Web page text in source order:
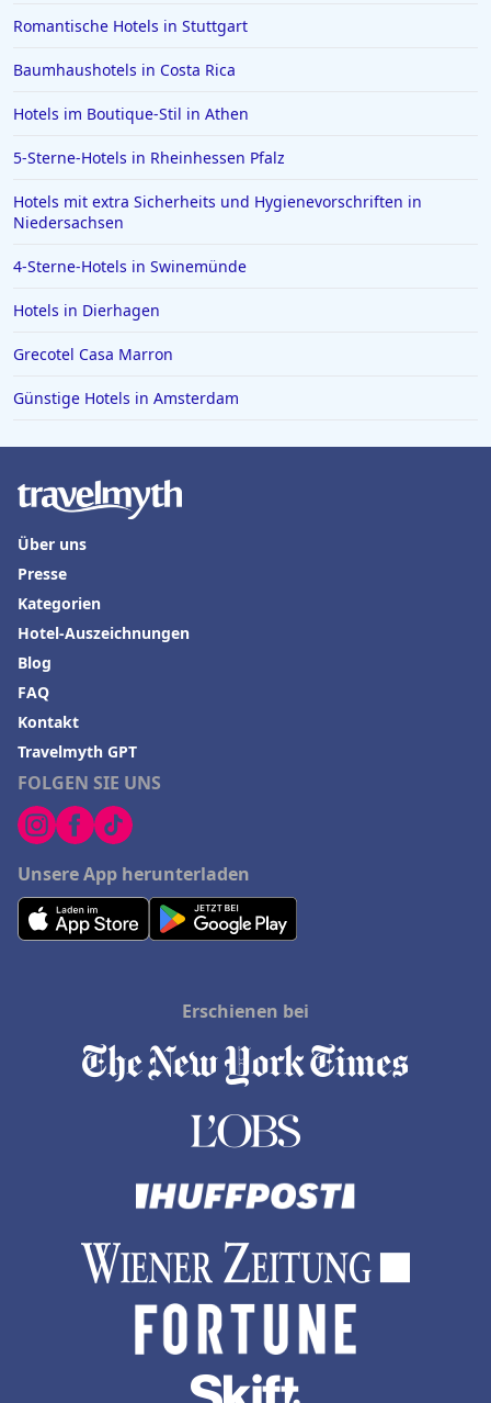
Romantische Hotels in Stuttgart
Baumhaushotels in Costa Rica
Hotels im Boutique-Stil in Athen
5-Sterne-Hotels in Rheinhessen Pfalz
Hotels mit extra Sicherheits und Hygienevorschriften in
Niedersachsen
4-Sterne-Hotels in Swinemünde
Hotels in Dierhagen
Grecotel Casa Marron
Günstige Hotels in Amsterdam
FOLGEN SIE UNS
Unsere App herunterladen
Über uns
Presse
Kategorien
Hotel-Auszeichnungen
Blog
FAQ
Kontakt
Travelmyth GPT
Erschienen bei